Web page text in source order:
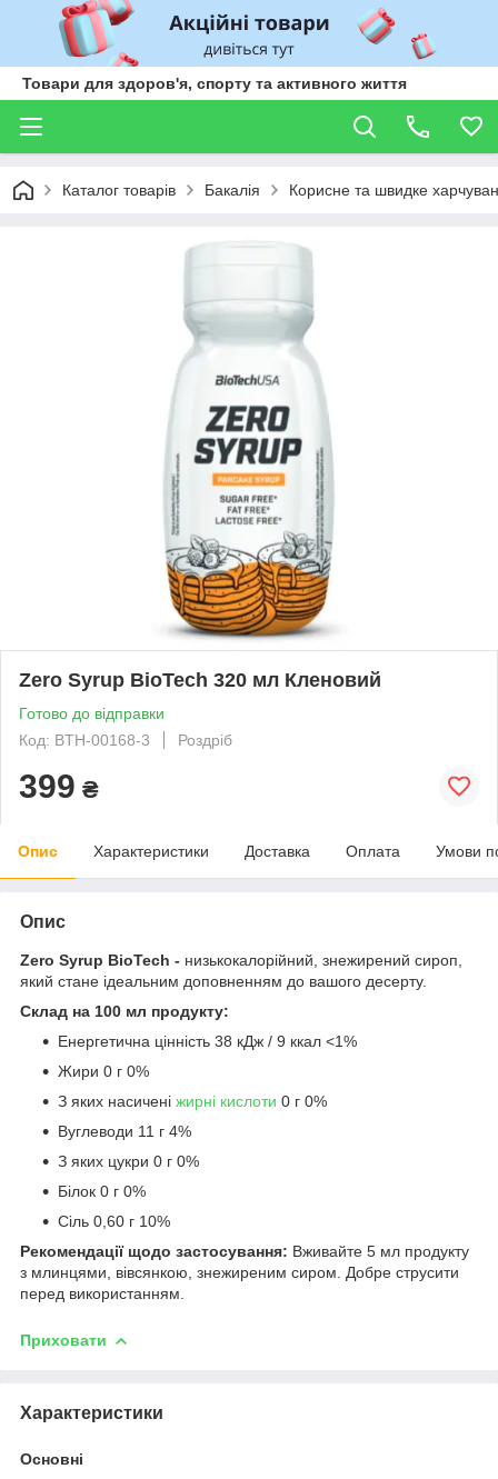
Товари для здоров'я, спорту та активного життя
Каталог товарів Бакалія Корисне та швидке
Zero Syrup BioTech 320 мл Кленовий
Готово до відправки
Код: BTH-00168-3
Роздріб
399 ₴
Опис Характеристики Доставка Оплата Умови
Опис
Zero Syrup BioTech - низькокалорійний, знежирений сироп,
який стане ідеальним доповненням до вашого десерту.
Склад на 100 мл продукту:
Енергетична цінність 38 кДж / 9 ккал <1%
Жири 0 г 0%
З яких насичені жирні кислоти 0 г 0%
Вуглеводи 11 г 4%
З яких цукри 0 г 0%
Білок 0 г 0%
Сіль 0,60 г 10%
Рекомендації щодо застосування: Вживайте 5 мл продукту
з млинцями, вівсянкою, знежиреним сиром. Добре струсити
перед використанням.
Приховати
Характеристики
Основні